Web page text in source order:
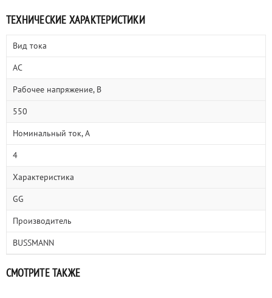
ТЕХНИЧЕСКИЕ ХАРАКТЕРИСТИКИ
Вид тока
AC
Рабочее напряжение, В
550
Номинальный ток, А
4
Характеристика
GG
Производитель
BUSSMANN
СМОТРИТЕ ТАКЖЕ